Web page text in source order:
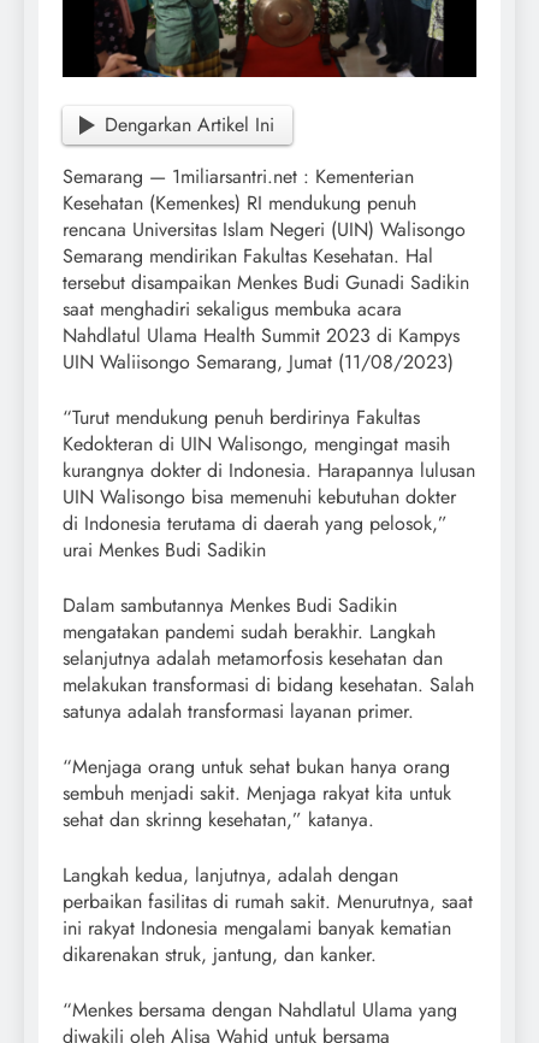
Dengarkan Artikel Ini
Semarang — 1miliarsantri.net : Kementerian
Kesehatan (Kemenkes) RI mendukung penuh
rencana Universitas Islam Negeri (UIN) Walisongo
Semarang mendirikan Fakultas Kesehatan. Hal
tersebut disampaikan Menkes Budi Gunadi Sadikin
saat menghadiri sekaligus membuka acara
Nahdlatul Ulama Health Summit 2023 di Kampys
UIN Waliisongo Semarang, Jumat (11/08/2023)
“Turut mendukung penuh berdirinya Fakultas
Kedokteran di UIN Walisongo, mengingat masih
kurangnya dokter di Indonesia. Harapannya lulusan
UIN Walisongo bisa memenuhi kebutuhan dokter
di Indonesia terutama di daerah yang pelosok,”
urai Menkes Budi Sadikin
Dalam sambutannya Menkes Budi Sadikin
mengatakan pandemi sudah berakhir. Langkah
selanjutnya adalah metamorfosis kesehatan dan
melakukan transformasi di bidang kesehatan. Salah
satunya adalah transformasi layanan primer.
“Menjaga orang untuk sehat bukan hanya orang
sembuh menjadi sakit. Menjaga rakyat kita untuk
sehat dan skrinng kesehatan,” katanya.
Langkah kedua, lanjutnya, adalah dengan
perbaikan fasilitas di rumah sakit. Menurutnya, saat
ini rakyat Indonesia mengalami banyak kematian
dikarenakan struk, jantung, dan kanker.
“Menkes bersama dengan Nahdlatul Ulama yang
diwakili oleh Alisa Wahid untuk bersama